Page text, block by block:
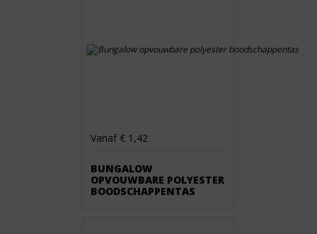
Vanaf € 1,42
BUNGALOW
OPVOUWBARE POLYESTER
BOODSCHAPPENTAS